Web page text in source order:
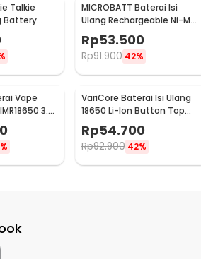
Talkie
Battery
MICROBATT Baterai Isi
Ulang Rechargeable Ni-MH
Button Top 1.2V AA-
1000mAh
Rp53.500
Rp91.900 42%
Vape
3.7
VariCore Baterai Isi Ulang
18650 Li-Ion Button Top
3400 mAh 3.7V 1 PCS
3400mAh
Rp54.700
Rp92.900 42%